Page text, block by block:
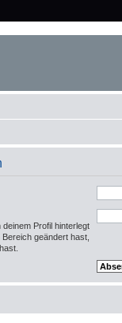
Profil hinterlegt
geändert hast,